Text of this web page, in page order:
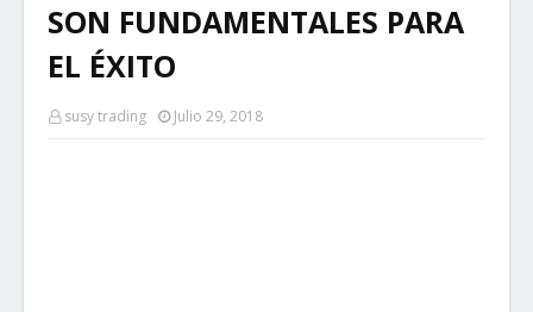
SON FUNDAMENTALES PARA
EL ÉXITO
susy trading Julio 29, 2018